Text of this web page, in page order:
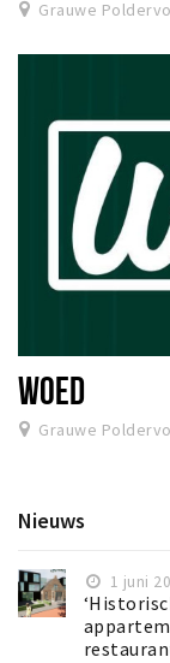
Grauwe
WOED
Grauwe
Nieuws
1 juni